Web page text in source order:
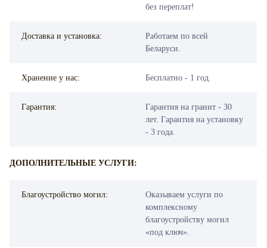
без переплат!
Доставка и установка:
Работаем по всей
Беларуси.
Хранение у нас: Бесплатно - 1 год.
Гарантия:
Гарантия на гранит - 30
лет. Гарантия на установку
- 3 года.
ДОПОЛНИТЕЛЬНЫЕ УСЛУГИ:
Благоустройство могил:
Оказываем услуги по
комплексному
благоустройству могил
«под ключ».